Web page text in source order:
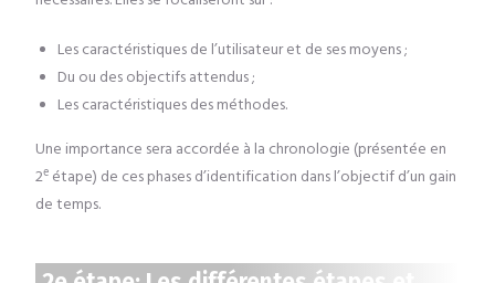
Les caractéristiques de l’utilisateur et de ses moyens ;
Du ou des objectifs attendus ;
Les caractéristiques des méthodes.
Une importance sera accordée à la chronologie (présentée en
2e étape) de ces phases d’identification dans l’objectif d’un gain
de temps.